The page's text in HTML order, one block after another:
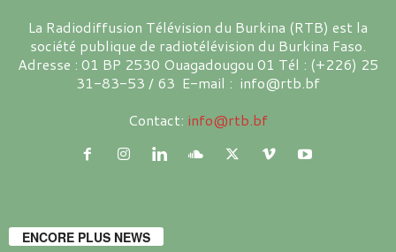
La Radiodiffusion Télévision du Burkina (RTB) est la
société publique de radiotélévision du Burkina Faso.
Adresse : 01 BP 2530 Ouagadougou 01 Tél : (+226) 25
31-83-53 / 63 E-mail : info@rtb.bf
Contact: info@rtb.bf
ENCORE PLUS NEWS